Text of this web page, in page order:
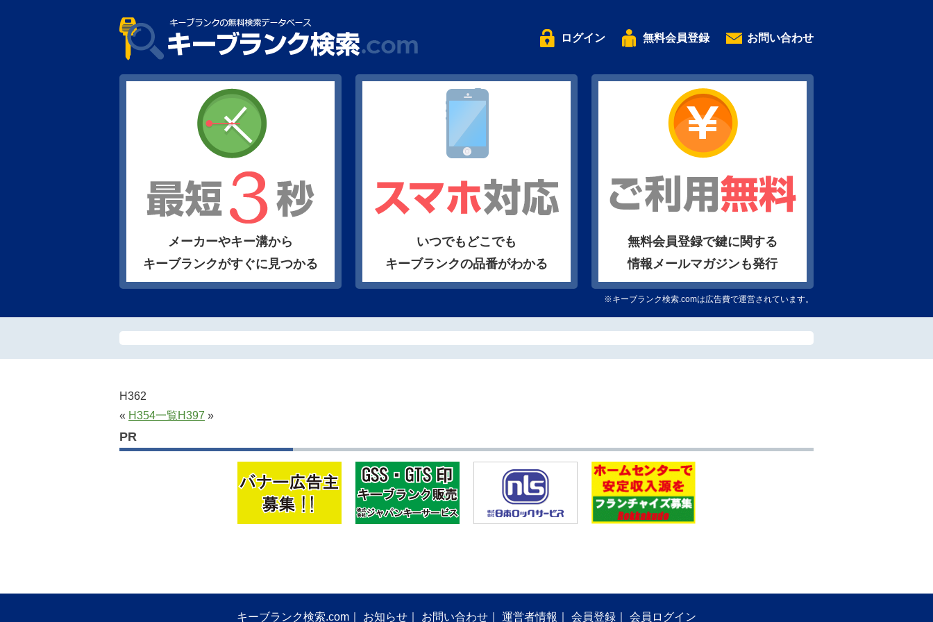
ログイン 無料会員登録 お問い合わせ
メーカーやキー溝から
キーブランクがすぐに見つかる
いつでもどこでも
キーブランクの品番がわかる
無料会員登録で鍵に関する
情報メールマガジンも発行
※キーブランク検索.comは広告費で運営されています。
H362
« H354一覧H397 »
PR
キーブランク検索.com お知らせ お問い合わせ 運営者情報 会員登録 会員ログイン